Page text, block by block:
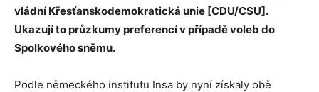
vládní Křesťanskodemokratická unie [CDU/CSU].
Ukazují to průzkumy preferencí v případě voleb do
Spolkového sněmu.
Podle německého institutu Insa by nyní získaly obě